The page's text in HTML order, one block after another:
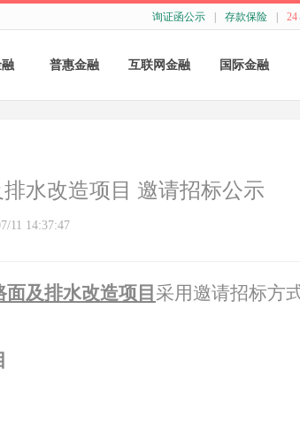
询证函公示 存款保险 24
普惠金融 互联网金融 国际金融
特色业务
水改造项目 邀请招标公示
11 14:37:47
及排水改造项目 采用邀请招标方